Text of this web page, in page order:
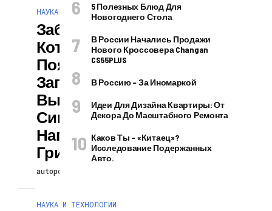
НАУКА И ТЕХНОЛОГИИ
Заболевание,
Которое
Появилось На
Западе США,
Вызывает
Симптомы,
Напоминающие
Грипп
autopodcast
НАУКА И ТЕХНОЛОГИИ
5 Полезных Блюд Для
Новогоднего Стола
В России Начались Продажи
Нового Кроссовера Changan
CS55PLUS
В Россию – За Иномаркой
Идеи Для Дизайна Квартиры: От
Декора До Масштабного Ремонта
Каков Ты – «китаец»?
Исследование Подержанных
Авто.